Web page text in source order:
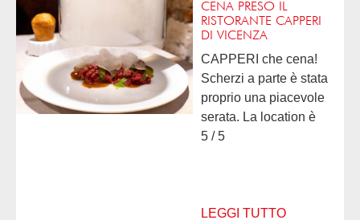
CENA PRESO IL
RISTORANTE CAPPERI
DI VICENZA
CAPPERI che cena!
Scherzi a parte è stata
proprio una piacevole
serata. La location è
molto accogliente e ti
molto cordiale. Il...
5 / 5
LEGGI TUTTO